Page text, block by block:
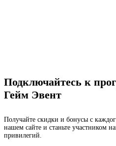
Подключайтесь к
Гейм Эвент
Получайте скидки и бонусы с
нашем сайте и станьте участником
привилегий.